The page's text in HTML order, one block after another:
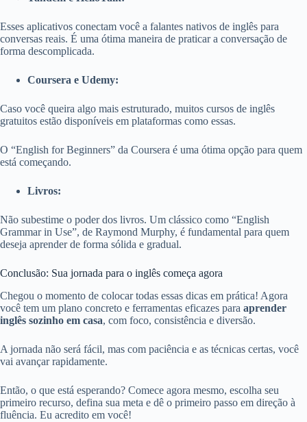
Esses aplicativos conectam você a falantes nativos de inglês para
conversas reais. É uma ótima maneira de praticar a conversação de
forma descomplicada.
Coursera e Udemy:
Caso você queira algo mais estruturado, muitos cursos de inglês
gratuitos estão disponíveis em plataformas como essas.
O “English for Beginners” da Coursera é uma ótima opção para quem
está começando.
Livros:
Não subestime o poder dos livros. Um clássico como “English
Grammar in Use”, de Raymond Murphy, é fundamental para quem
deseja aprender de forma sólida e gradual.
Conclusão: Sua jornada para o inglês começa agora
Chegou o momento de colocar todas essas dicas em prática! Agora
você tem um plano concreto e ferramentas eficazes para aprender
inglês sozinho em casa, com foco, consistência e diversão.
A jornada não será fácil, mas com paciência e as técnicas certas, você
vai avançar rapidamente.
Então, o que está esperando? Comece agora mesmo, escolha seu
primeiro recurso, defina sua meta e dê o primeiro passo em direção à
fluência. Eu acredito em você!